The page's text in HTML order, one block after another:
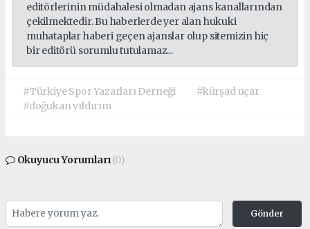
editörlerinin müdahalesi olmadan ajans kanallarından
çekilmektedir. Bu haberlerde yer alan hukuki
muhataplar haberi geçen ajanslar olup sitemizin hiç
bir editörü sorumlu tutulamaz...
#Türkiye Spor Yazarları Derneği
#kürşad uçar
#doğukan yıldırım
Okuyucu Yorumları(0)
Gönder